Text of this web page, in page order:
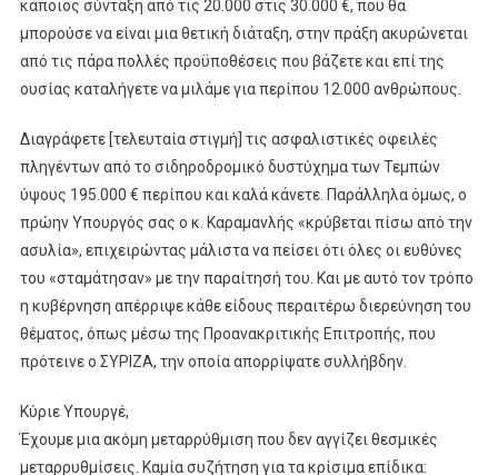
κάποιος σύνταξη από τις 20.000 στις 30.000 €, που θα
μπορούσε να είναι μια θετική διάταξη, στην πράξη ακυρώνεται
από τις πάρα πολλές προϋποθέσεις που βάζετε και επί της
ουσίας καταλήγετε να μιλάμε για περίπου 12.000 ανθρώπους.
Διαγράφετε [τελευταία στιγμή] τις ασφαλιστικές οφειλές
πληγέντων από το σιδηροδρομικό δυστύχημα των Τεμπών
ύψους 195.000 € περίπου και καλά κάνετε. Παράλληλα όμως, ο
πρώην Υπουργός σας ο κ. Καραμανλής «κρύβεται πίσω από την
ασυλία», επιχειρώντας μάλιστα να πείσει ότι όλες οι ευθύνες
του «σταμάτησαν» με την παραίτησή του. Και με αυτό τον τρόπο
η κυβέρνηση απέρριψε κάθε είδους περαιτέρω διερεύνηση του
θέματος, όπως μέσω της Προανακριτικής Επιτροπής, που
πρότεινε ο ΣΥΡΙΖΑ, την οποία απορρίψατε συλλήβδην.
Κύριε Υπουργέ,
Έχουμε μια ακόμη μεταρρύθμιση που δεν αγγίζει θεσμικές
μεταρρυθμίσεις. Καμία συζήτηση για τα κρίσιμα επίδικα: